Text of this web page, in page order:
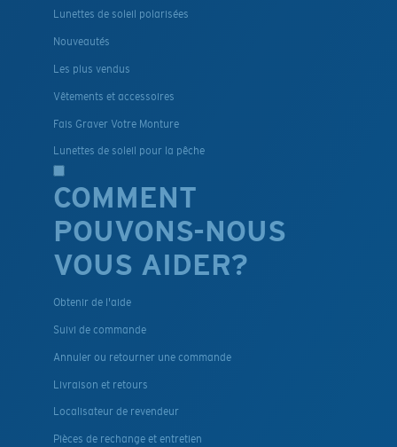
Lunettes de soleil polarisées
Nouveautés
Les plus vendus
Vêtements et accessoires
Fais Graver Votre Monture
Lunettes de soleil pour la pêche
COMMENT
POUVONS-NOUS
VOUS AIDER?
Obtenir de l'aide
Suivi de commande
Annuler ou retourner une commande
Livraison et retours
Localisateur de revendeur
Pièces de rechange et entretien